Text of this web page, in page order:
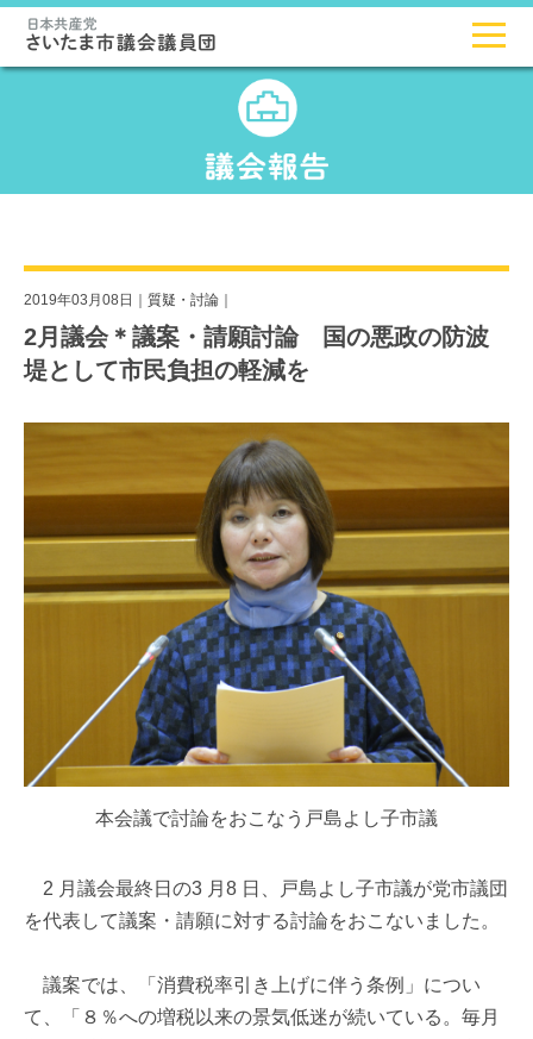
2019年03月08日｜ 質疑・討論
2月議会＊議案・請願討論 国の悪政の防波
堤として市民負担の軽減を
本会議で討論をおこなう戸島よし子市議
2 月議会最終日の3 月8 日、戸島よし子市議が党市議団
を代表して議案・請願に対する討論をおこないました。
議案では、「消費税率引き上げに伴う条例」につい
て、「８％への増税以来の景気低迷が続いている。毎月